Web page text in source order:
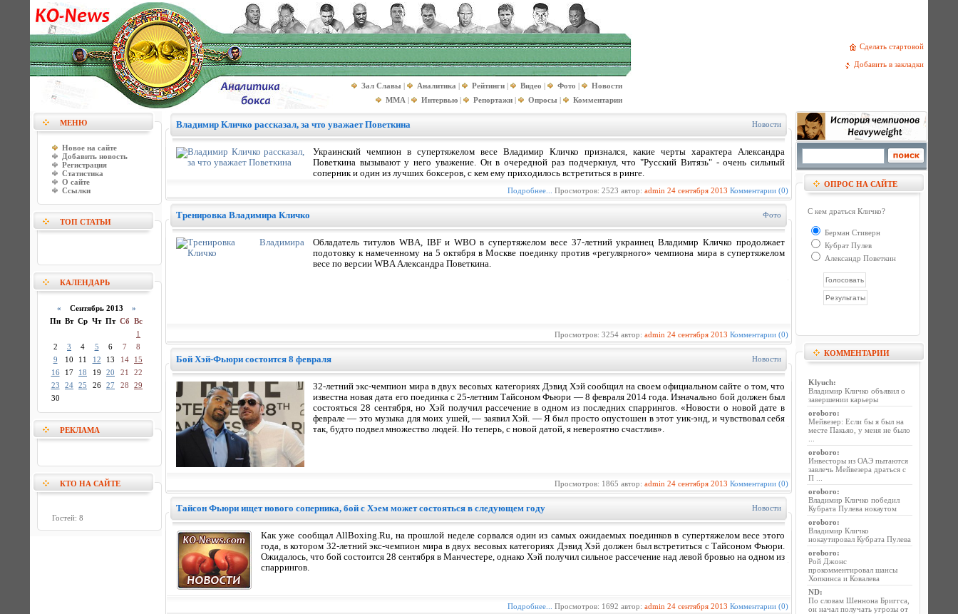
Сделать стартовой
Добавить в закладки
Зал Славы | Аналитика | Рейтинги | Видео | Фото |
Новости
MMA | Интервью | Репортажи | Опросы | Комментарии
МЕНЮ
Новое на сайте
Добавить новость
Регистрация
Статистика
О сайте
Ссылки
ТОП СТАТЬИ
КАЛЕНДАРЬ
« Сентябрь 2013 »
Пн Вт Ср Чт Пт Сб Вс
1
2
3 4 5 6 7
8
9
10 11 12 13 14
15
16
17 18 19 20 21
22
23
24 25 26 27 28
29
30
РЕКЛАМА
КТО НА САЙТЕ
Гостей: 8
Владимир Кличко рассказал, за что уважает Поветкина Новости
Украинский чемпион в супертяжелом весе Владимир Кличко признался, какие черты характера Александра
Поветкина вызывают у него уважение. Он в очередной раз подчеркнул, что "Русский Витязь" - очень сильный
соперник и один из лучших боксеров, с кем ему приходилось встретиться в ринге.
Подробнее... Просмотров: 2523 автор: admin 24 сентября 2013 Комментарии (0)
Тренировка Владимира Кличко Фото
Обладатель титулов WBA, IBF и WBO в супертяжелом весе 37-летний украинец Владимир Кличко продолжает
подотовку к намеченному на 5 октября в Москве поединку против «регулярного» чемпиона мира в супертяжелом
весе по версии WBA Александра Поветкина.
Просмотров: 3254 автор: admin 24 сентября 2013 Комментарии (0)
Бой Хэй-Фьюри состоится 8 февраля Новости
32-летний экс-чемпион мира в двух весовых категориях Дэвид Хэй сообщил на своем официальном сайте о том, что
известна новая дата его поединка с 25-летним Тайсоном Фьюри — 8 февраля 2014 года. Изначально бой должен был
состояться 28 сентября, но Хэй получил рассечение в одном из последних спаррингов. «Новости о новой дате в
феврале — это музыка для моих ушей, — заявил Хэй. — Я был просто опустошен в этот уик-энд, и чувствовал себя
так, будто подвел множество людей. Но теперь, с новой датой, я невероятно счастлив».
Просмотров: 1865 автор: admin 24 сентября 2013 Комментарии (0)
Тайсон Фьюри ищет нового соперника, бой с Хэем может состояться в следующем году Новости
Как уже сообщал AllBoxing.Ru, на прошлой неделе сорвался один из самых ожидаемых поединков в супертяжелом весе этого
года, в котором 32-летний экс-чемпион мира в двух весовых категориях Дэвид Хэй должен был встретиться с Тайсоном Фьюри.
Ожидалось, что бой состоится 28 сентября в Манчестере, однако Хэй получил сильное рассечение над левой бровью на одном из
спаррингов.
Подробнее... Просмотров: 1692 автор: admin 24 сентября 2013 Комментарии (0)
ОПРОС НА САЙТЕ
С кем драться Кличко?
Берман Стиверн
Кубрат Пулев
Александр Поветкин
КОММЕНТАРИИ
Klyuch:
Владимир Кличко объявил о
завершении карьеры
oroboro:
Мейвезер: Если бы я был на
месте Пакьяо, у меня не было
oroboro:
Инвесторы из ОАЭ пытаются
завлечь Мейвезера драться с
П ...
oroboro:
Владимир Кличко победил
Кубрата Пулева нокаутом
oroboro:
Владимир Кличко
нокаутировал Кубрата Пулева
oroboro:
Рой Джонс
прокомментировал шансы
Хопкинса и Ковалева
ND:
По словам Шеннона Бриггса,
он начал получать угрозы от